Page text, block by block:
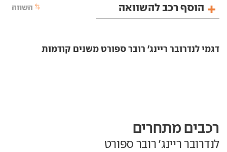
הוסף רכב להשוואה השווה
דגמי לנדרובר ריינג' רובר ספורט משנים קודמות
רכבים מתחרים
לנדרובר ריינג' רובר ספורט